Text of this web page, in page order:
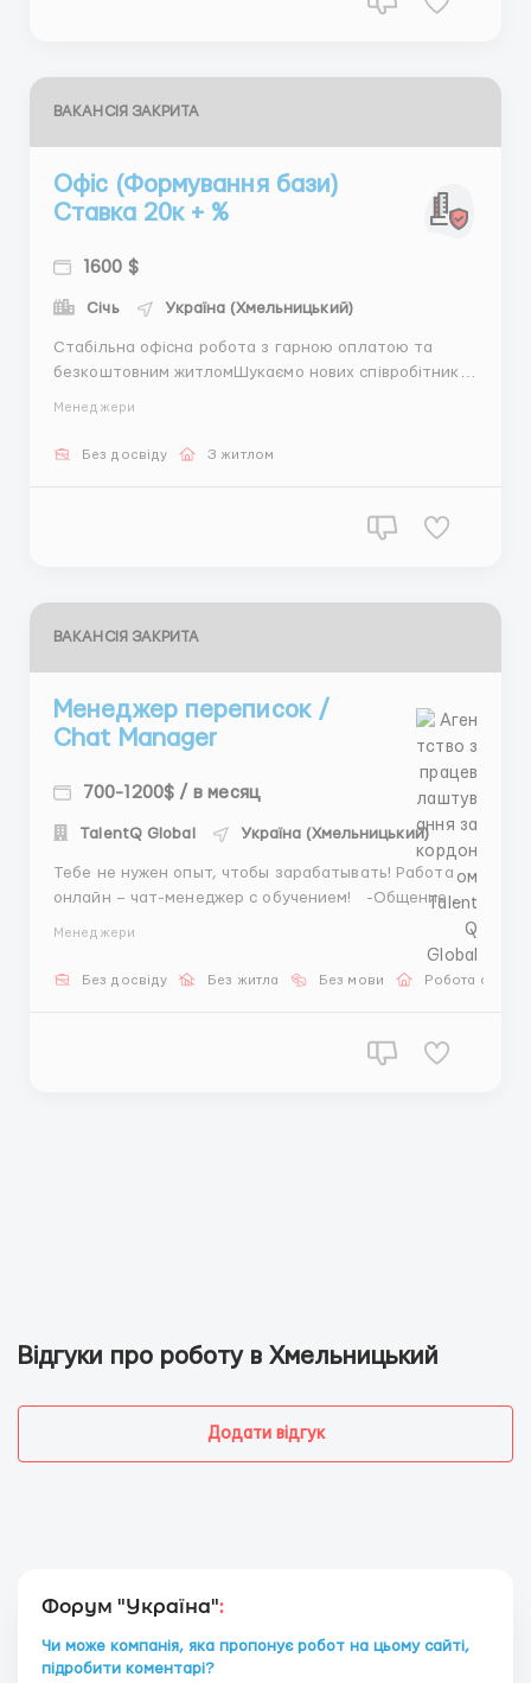
ВАКАНСІЯ ЗАКРИТА
Офіс (Формування бази)
Ставка 20к + %
1600 $
Січь Україна (Хмельницький)
Стабільна офісна робота з гарною оплатою та
безкоштовним житломШукаємо нових співробітників
навіть без досвіду — всьому навчимо.Ваші завдання:–
Менеджери
Без досвіду З житлом
ВАКАНСІЯ ЗАКРИТА
Менеджер переписок /
Chat Manager
700-1200$ / в месяц
TalentQ Global Україна (Хмельницький)
Тебе не нужен опыт, чтобы зарабатывать! Работа
онлайн – чат-менеджер с обучением! -Общение
@ViktoriiaHRrecruiter— начни зарабатывать уже
Менеджери
Без досвіду Без житла Без мови Робота онлайн
Відгуки про роботу в Хмельницький
Додати відгук
Форум "Україна":
Чи може компанія, яка пропонує робот на цьому сайті,
підробити коментарі?